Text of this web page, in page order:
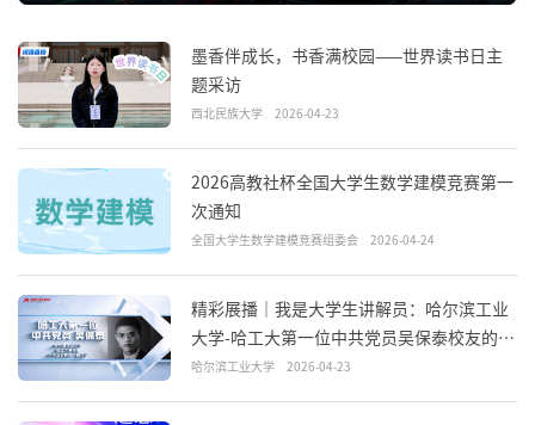
墨香伴成长，书香满校园——世界读书日主
题采访
西北民族大学 2026-04-23
2026高教社杯全国大学生数学建模竞赛第一
次通知
全国大学生数学建模竞赛组委会 2026-04-24
精彩展播｜我是大学生讲解员：哈尔滨工业
大学-哈工大第一位中共党员吴保泰校友的抗
战故事
哈尔滨工业大学 2026-04-23